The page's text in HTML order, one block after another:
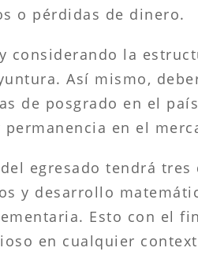
o pérdidas de dinero.
la
Así mismo,
de posgrado en el
en el
egresado tendrá
y desarrollo
Esto con el
en cualquier